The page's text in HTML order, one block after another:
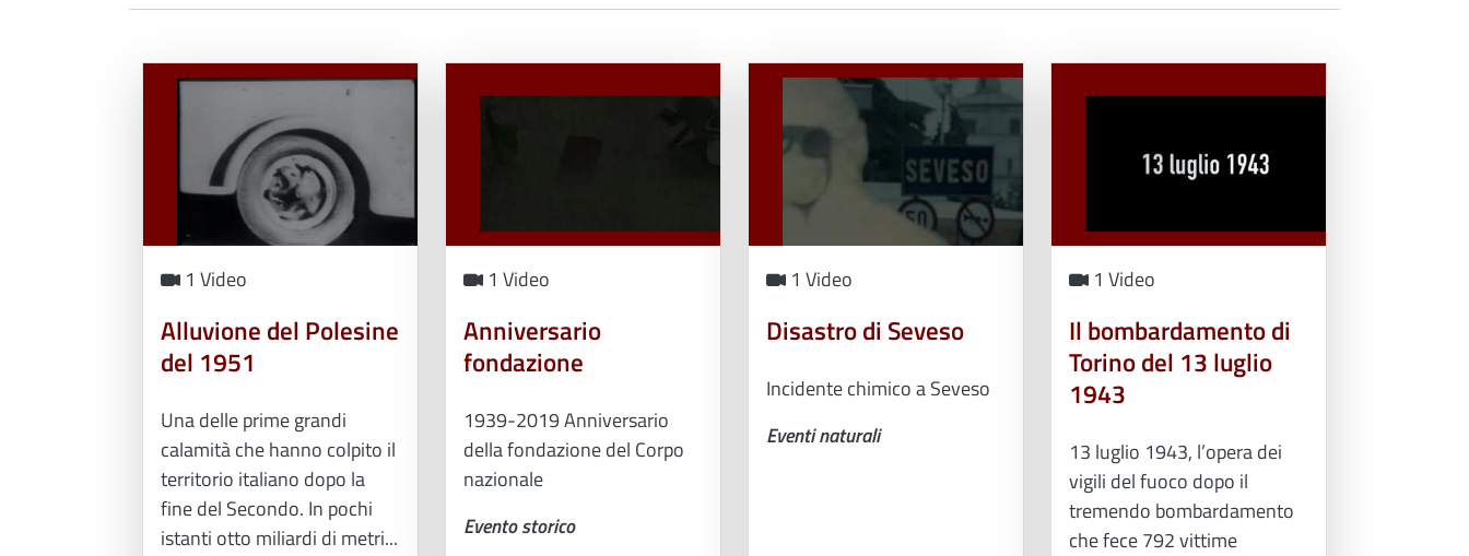
1 Video
Alluvione del Polesine
del 1951
Una delle prime grandi
calamità che hanno colpito il
territorio italiano dopo la
fine del Secondo. In pochi
istanti otto miliardi di metri...
1 Video
Anniversario
fondazione
1939-2019 Anniversario
della fondazione del Corpo
nazionale
Evento storico
1 Video
Disastro di Seveso
Incidente chimico a Seveso
Eventi naturali
1 Video
Il bombardamento di
Torino del 13 luglio
1943
13 luglio 1943, l’opera dei
vigili del fuoco dopo il
tremendo bombardamento
che fece 792 vittime